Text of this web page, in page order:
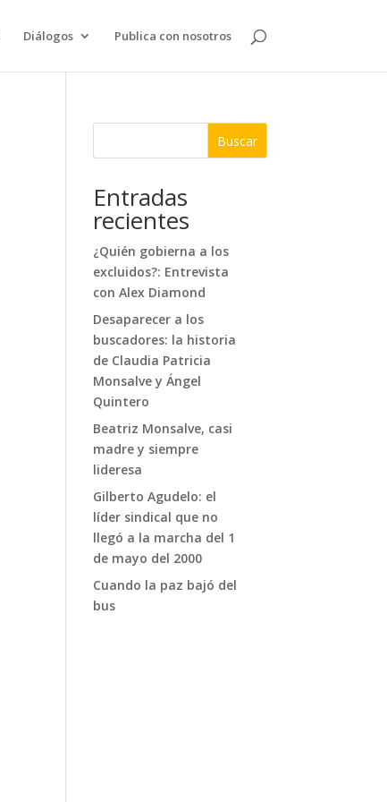
Diálogos Publica con nosotros
Buscar
Entradas
recientes
¿Quién gobierna a los
excluidos?: Entrevista
con Alex Diamond
Desaparecer a los
buscadores: la historia
de Claudia Patricia
Monsalve y Ángel
Quintero
Beatriz Monsalve, casi
madre y siempre
lideresa
Gilberto Agudelo: el
líder sindical que no
llegó a la marcha del 1
de mayo del 2000
Cuando la paz bajó del
bus